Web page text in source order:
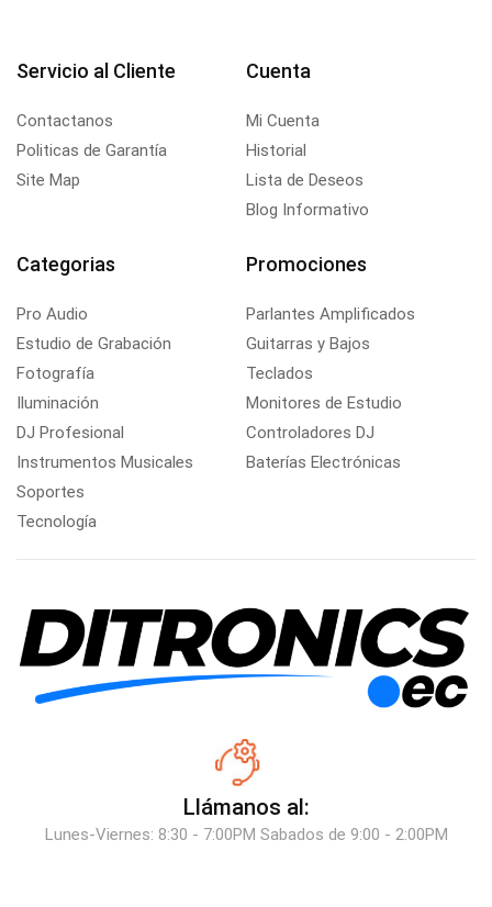
Servicio al Cliente
Contactanos
Politicas de Garantía
Site Map
Cuenta
Mi Cuenta
Historial
Lista de Deseos
Blog Informativo
Categorias
Pro Audio
Estudio de Grabación
Fotografía
Iluminación
DJ Profesional
Instrumentos Musicales
Soportes
Tecnología
Promociones
Parlantes Amplificados
Guitarras y Bajos
Teclados
Monitores de Estudio
Controladores DJ
Baterías Electrónicas
Llámanos al:
Lunes-Viernes: 8:30 - 7:00PM Sabados de 9:00 - 2:00PM